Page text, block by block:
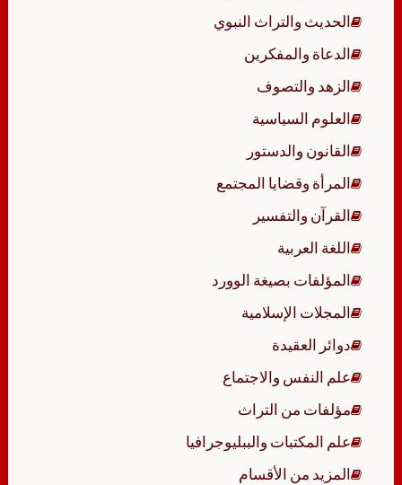
الحديث والتراث النبوي
الدعاة والمفكرين
الزهد والتصوف
العلوم السياسية
القانون والدستور
المرأة وقضايا المجتمع
القرآن والتفسير
اللغة العربية
المؤلفات بصيغة الوورد
المجلات الإسلامية
دوائر العقيدة
علم النفس والاجتماع
مؤلفات من التراث
علم المكتبات والببليوجرافيا
المزيد من الأقسام